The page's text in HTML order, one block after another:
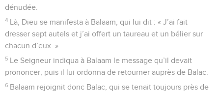
dénudée.
4 Là, Dieu se manifesta à Balaam, qui lui dit : « J’ai fait
dresser sept autels et j’ai offert un taureau et un bélier sur
chacun d’eux. »
5 Le Seigneur indiqua à Balaam le message qu’il devait
prononcer, puis il lui ordonna de retourner auprès de Balac.
6 Balaam rejoignit donc Balac, qui se tenait toujours près de